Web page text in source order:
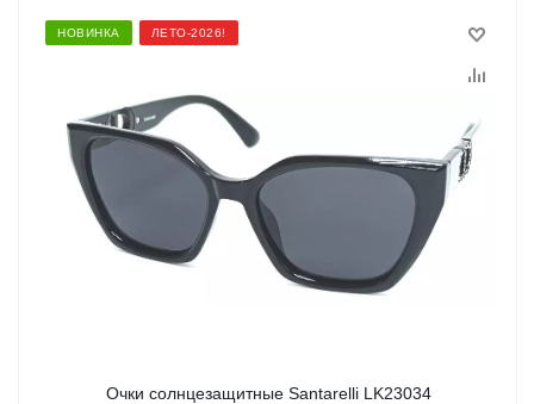
НОВИНКА ЛЕТО-2026!
Очки солнцезащитные Santarelli LK23034